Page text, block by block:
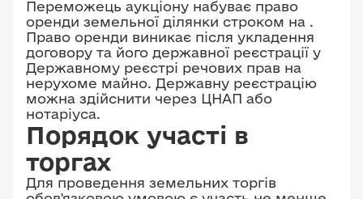
Переможець аукціону набуває право
оренди земельної ділянки строком на .
Право оренди виникає після укладення
договору та його державної реєстрації у
Державному реєстрі речових прав на
нерухоме майно. Державну реєстрацію
можна здійснити через ЦНАП або
нотаріуса.
Порядок участі в
торгах
Для проведення земельних торгів